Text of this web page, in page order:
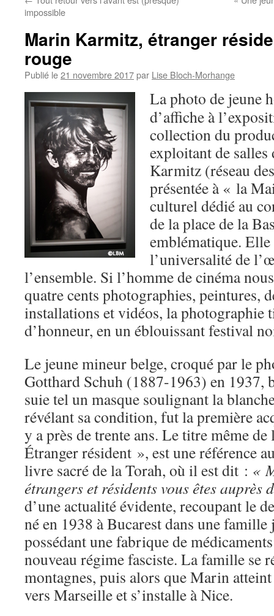
impossible
Marin Karmitz, étranger
rouge
Publié le21 novembre 2017par Lise Bloch-Morhange
La photo de jeune
d’affiche à
collection du
exploitant de
Karmitz (réseau
présentée à « la
culturel dédié au
de la place de la
emblématique.
l’universalité de
l’ensemble. Si l’homme de cinéma
quatre cents photographies, peintures,
installations et vidéos, la photographie
d’honneur, en un éblouissant festival
Le jeune mineur belge, croqué par le
Gotthard Schuh (1887-1963) en 1937,
suie tel un masque soulignant la
révélant sa condition, fut la première
y a près de trente ans. Le titre même
Étranger résident », est une référence
livre sacré de la Torah, où il est dit : «
étrangers et résidents vous êtes auprès
d’une actualité évidente, recoupant le
né en 1938 à Bucarest dans une
possédant une fabrique de
nouveau régime fasciste. La famille se
montagnes, puis alors que Marin atteint
vers Marseille et s’installe à Nice.